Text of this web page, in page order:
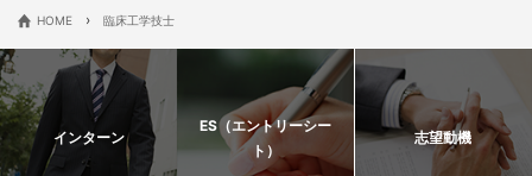
HOME › 臨床工学技士
インターン
ES（エントリーシー
ト）
志望動機